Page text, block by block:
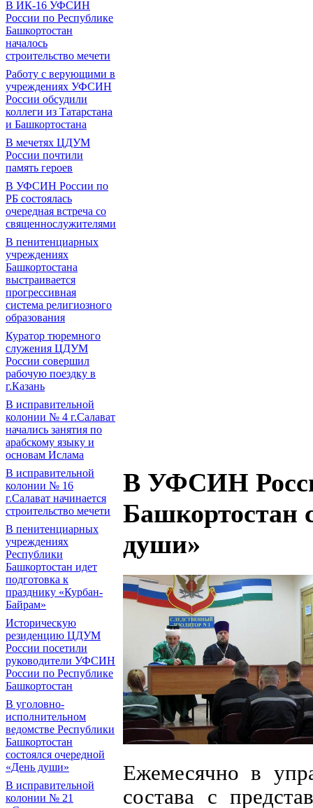
В ИК-16 УФСИН
России по Республике
Башкортостан
началось
строительство мечети
Работу с верующими в
учреждениях УФСИН
России обсудили
коллеги из Татарстана
и Башкортостана
В мечетях ЦДУМ
России почтили
память героев
В УФСИН России по
РБ состоялась
очередная встреча со
священнослужителями
В пенитенциарных
учреждениях
Башкортостана
выстраивается
прогрессивная
система религиозного
образования
Куратор тюремного
служения ЦДУМ
России совершил
рабочую поездку в
г.Казань
В исправительной
колонии № 4 г.Салават
начались занятия по
арабскому языку и
основам Ислама
В исправительной
колонии № 16
г.Салават начинается
строительство мечети
В пенитенциарных
учреждениях
Республики
Башкортостан идет
подготовка к
празднику «Курбан-
Байрам»
Историческую
резиденцию ЦДУМ
России посетили
руководители УФСИН
России по Республике
Башкортостан
В уголовно-
исполнительном
ведомстве Республики
Башкортостан
состоялся очередной
«День души»
В исправительной
колонии № 21
В УФСИН
Башкортостан
души»
Ежемесячно в
состава с